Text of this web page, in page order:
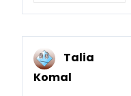
Talia
Komal